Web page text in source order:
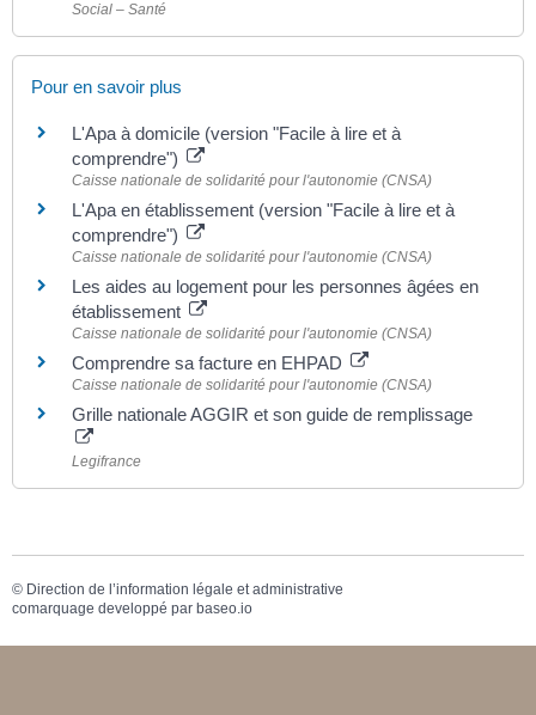
Social – Santé
Pour en savoir plus
L'Apa à domicile (version "Facile à lire et à
comprendre")
Caisse nationale de solidarité pour l'autonomie (CNSA)
L'Apa en établissement (version "Facile à lire et à
comprendre")
Caisse nationale de solidarité pour l'autonomie (CNSA)
Les aides au logement pour les personnes âgées en
établissement
Caisse nationale de solidarité pour l'autonomie (CNSA)
Comprendre sa facture en EHPAD
Caisse nationale de solidarité pour l'autonomie (CNSA)
Grille nationale AGGIR et son guide de remplissage
Legifrance
© Direction de l’information légale et administrative
comarquage developpé par baseo.io